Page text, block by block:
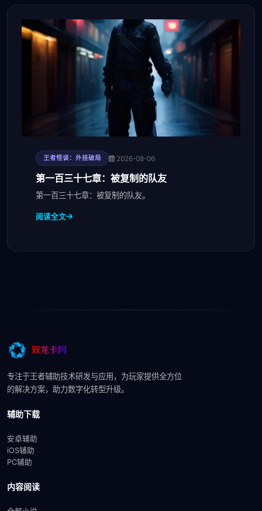
王者怪谈：外挂破局 2026-08-06
第一百三十七章：被复制的队友
第一百三十七章：被复制的队友。
阅读全文
专注于王者辅助技术研发与应用，为玩家提供全方位
的解决方案，助力数字化转型升级。
辅助下载
安卓辅助
iOS辅助
PC辅助
内容阅读